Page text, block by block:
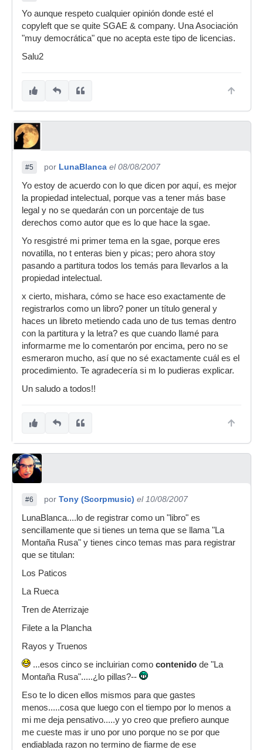
Yo aunque respeto cualquier opinión donde esté el
copyleft que se quite SGAE & company. Una Asociación
"muy democrática" que no acepta este tipo de licencias.
Salu2
#5 por LunaBlanca el 08/08/2007
Yo estoy de acuerdo con lo que dicen por aquí, es mejor
la propiedad intelectual, porque vas a tener más base
legal y no se quedarán con un porcentaje de tus
derechos como autor que es lo que hace la sgae.
Yo resgistré mi primer tema en la sgae, porque eres
novatilla, no t enteras bien y picas; pero ahora stoy
pasando a partitura todos los temás para llevarlos a la
propiedad intelectual.
x cierto, mishara, cómo se hace eso exactamente de
registrarlos como un libro? poner un título general y
haces un libreto metiendo cada uno de tus temas dentro
con la partitura y la letra? es que cuando llamé para
informarme me lo comentarón por encima, pero no se
esmeraron mucho, así que no sé exactamente cuál es el
procedimiento. Te agradecería si m lo pudieras explicar.
Un saludo a todos!!
#6 por Tony (Scorpmusic) el 10/08/2007
LunaBlanca....lo de registrar como un "libro" es
sencillamente que si tienes un tema que se llama "La
Montaña Rusa" y tienes cinco temas mas para registrar
que se titulan:
Los Paticos
La Rueca
Tren de Aterrizaje
Filete a la Plancha
Rayos y Truenos
...esos cinco se incluirian como contenido de "La
Montaña Rusa".....¿lo pillas?--
Eso te lo dicen ellos mismos para que gastes
menos.....cosa que luego con el tiempo por lo menos a
mi me deja pensativo.....y yo creo que prefiero aunque
me cueste mas ir uno por uno porque no se por que
endiablada razon no termino de fiarme de ese